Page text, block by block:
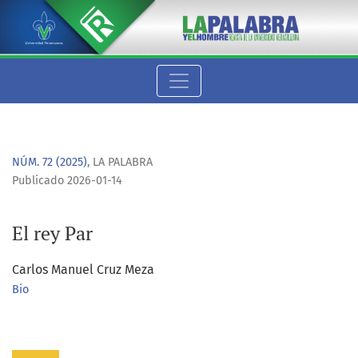
El rey Par
NÚM. 72 (2025), LA PALABRA
El rey Par
Publicado 2026-01-14
Carlos Manuel Cruz Meza
Bio